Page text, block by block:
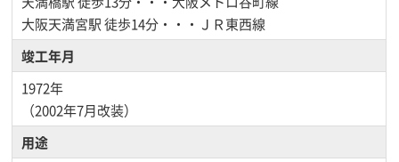
大阪天満宮駅徒歩14分・・・ＪＲ東西線
竣工年月
1972年
（2002年7月改装）
用途